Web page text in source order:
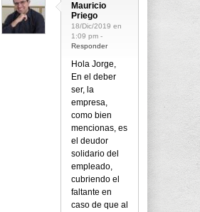
Mauricio
Priego
18/Dic/2019 en
1:09 pm -
Responder
Hola Jorge,
En el deber
ser, la
empresa,
como bien
mencionas, es
el deudor
solidario del
empleado,
cubriendo el
faltante en
caso de que al